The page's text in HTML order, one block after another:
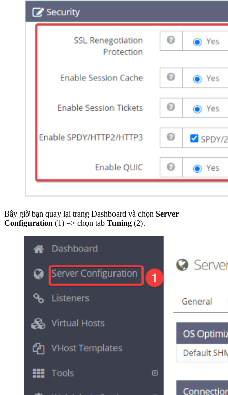
Bây giờ bạn quay lại trang Dashboard và chọn Server
Configuration (1) => chọn tab Tuning (2).